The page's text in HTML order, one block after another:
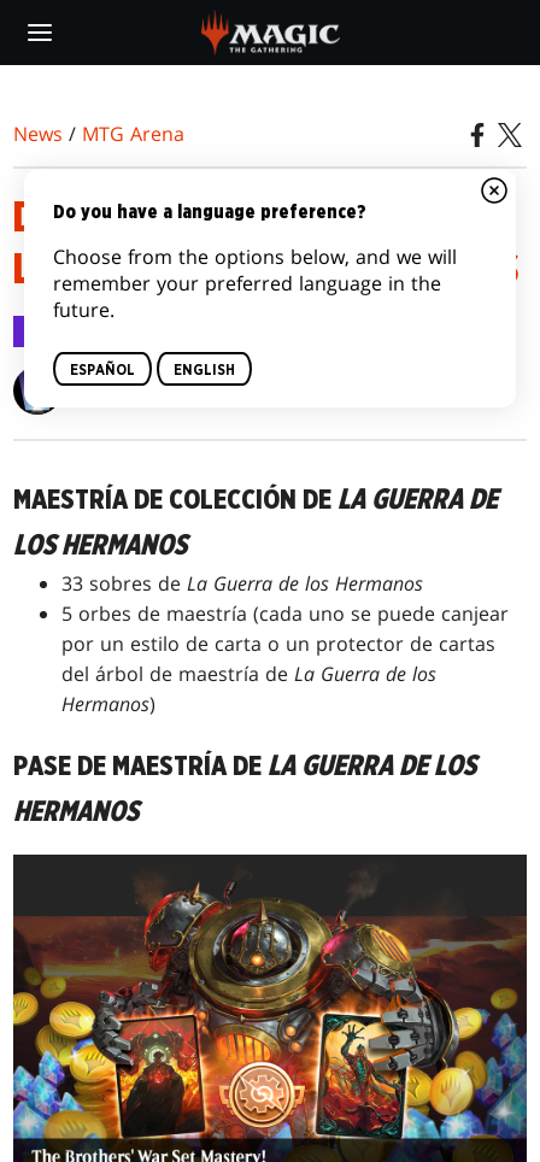
main
News / MTG Arena
DETALLES DE LA MAESTRÍA DE
LA GUERRA DE LOS HERMANOS
Wizards of the Coast
MAESTRÍA DE COLECCIÓN DE LA GUERRA DE
LOS HERMANOS
33 sobres deLa Guerra de los Hermanos
5 orbes de maestría (cada uno se puede canjear
por un estilo de carta o un protector de cartas
del árbol de maestría deLa Guerra de los
Hermanos)
PASE DE MAESTRÍA DE LA GUERRA DE LOS
HERMANOS
Do you have a language preference?
Choose from the options below, and we will
remember your preferred language in the
future.
ESPAÑOL ENGLISH